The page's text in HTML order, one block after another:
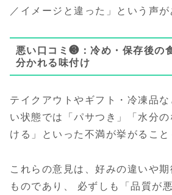
／イメージと違った」という声が
悪い口コミ❸：冷め・保存後の
分かれる味付け
テイクアウトやギフト・冷凍品
い状態では「パサつき」「水分
ける」といった不満が挙がること
これらの意見は、好みの違いや
ものであり、 必ずしも「品質が